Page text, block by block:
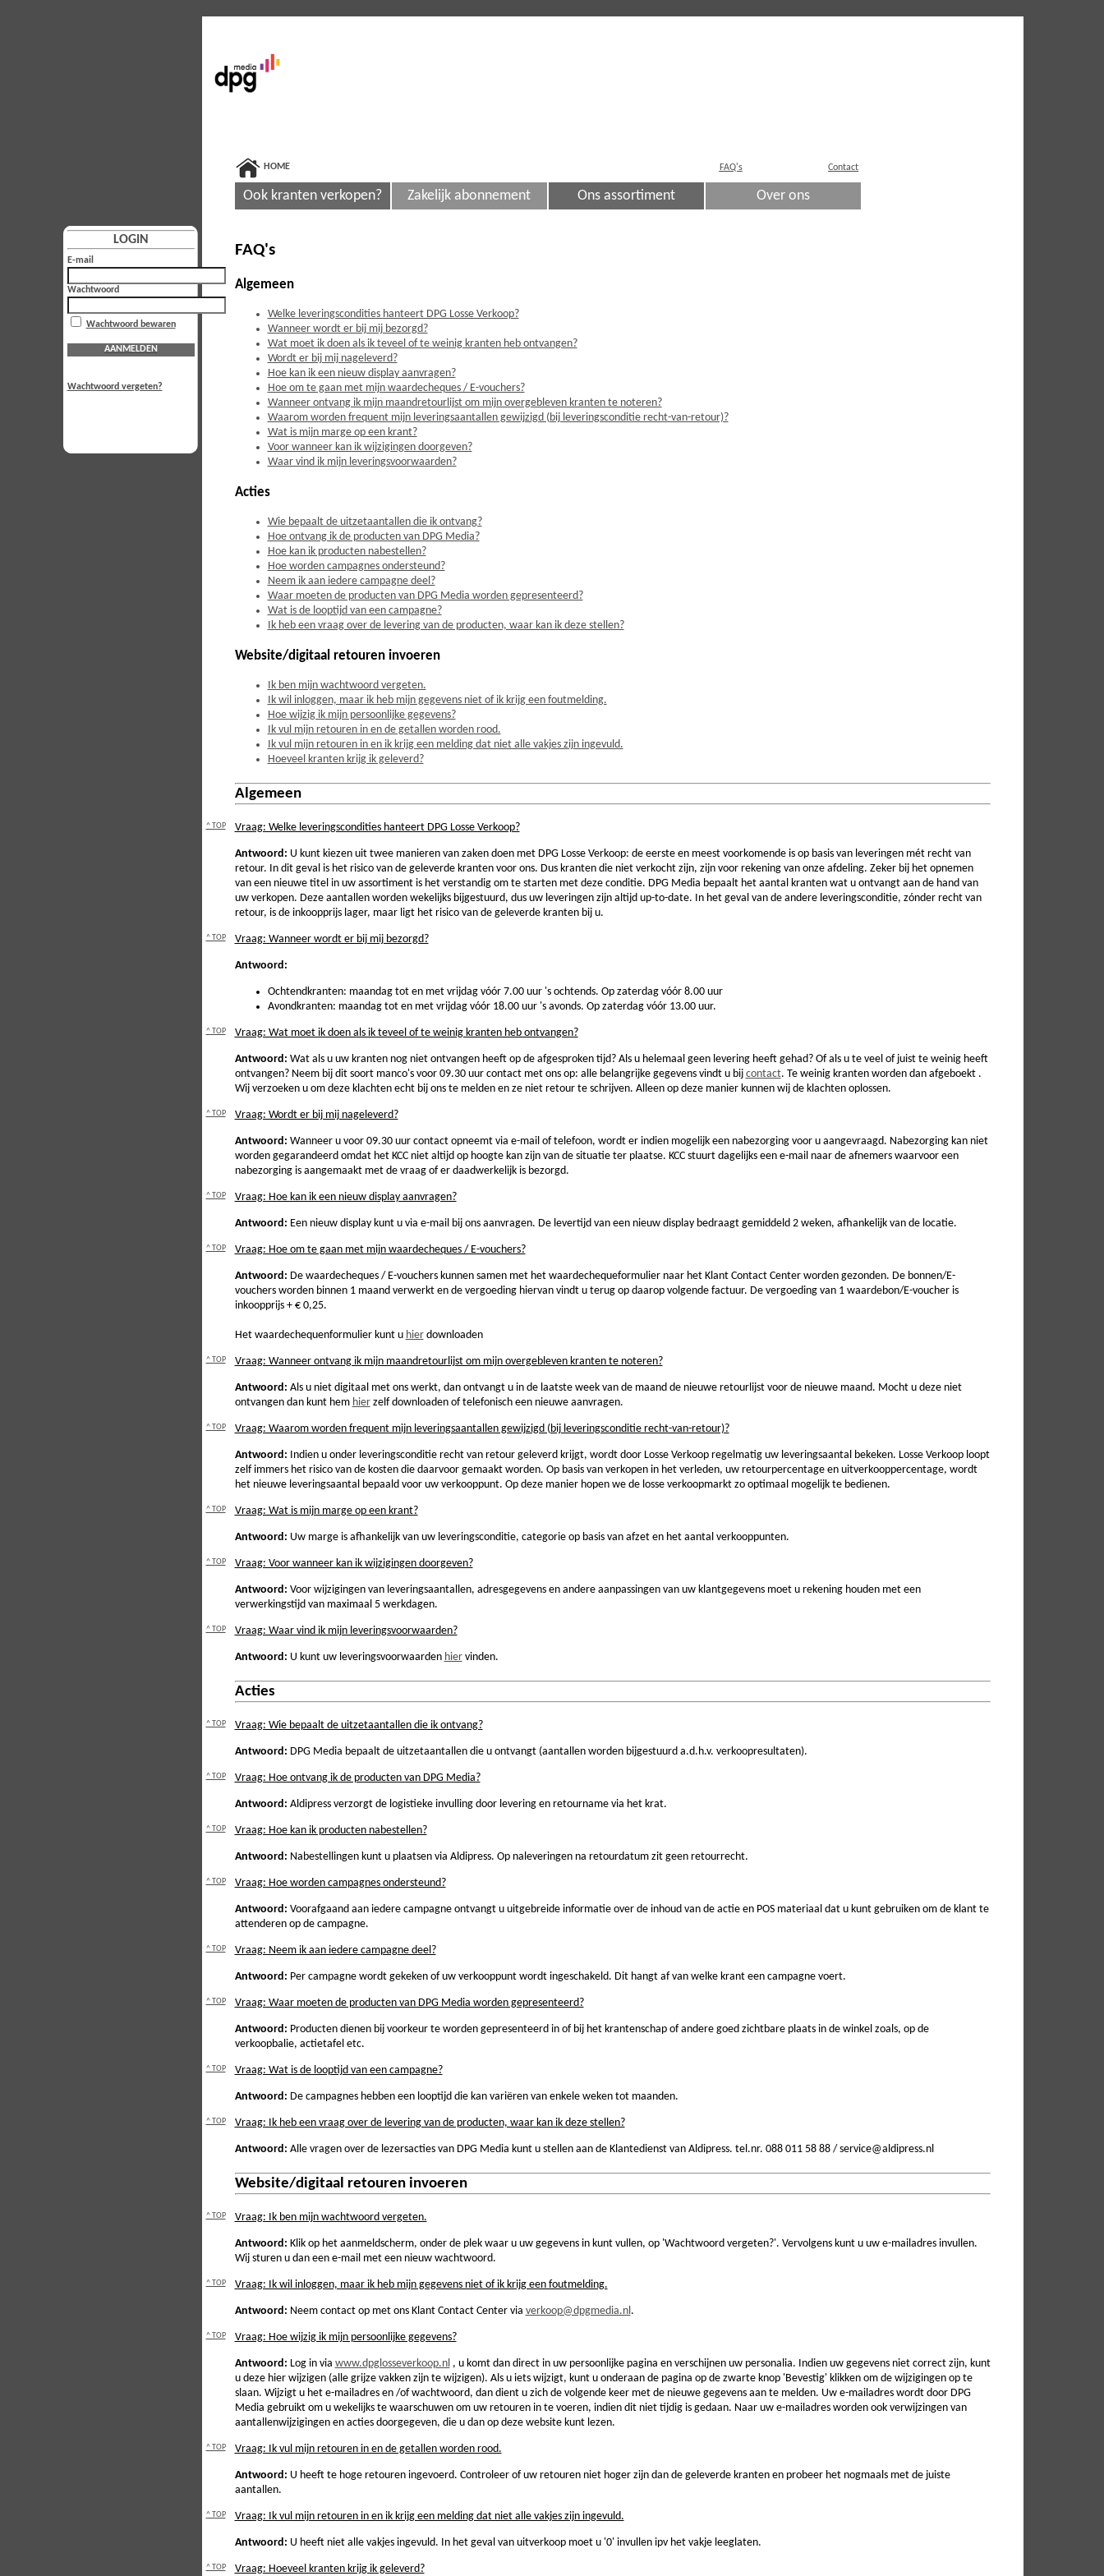
HOME FAQ's Contact
Ook kranten verkopen? Zakelijk abonnement Ons assortiment Over ons
LOGIN
E-mail
Wachtwoord
Wachtwoord bewaren
AANMELDEN
Wachtwoord vergeten?
FAQ's
Algemeen
Welke leveringscondities hanteert DPG Losse Verkoop?
Wanneer wordt er bij mij bezorgd?
Wat moet ik doen als ik teveel of te weinig kranten heb ontvangen?
Wordt er bij mij nageleverd?
Hoe kan ik een nieuw display aanvragen?
Hoe om te gaan met mijn waardecheques / E-vouchers?
Wanneer ontvang ik mijn maandretourlijst om mijn overgebleven kranten te noteren?
Waarom worden frequent mijn leveringsaantallen gewijzigd (bij leveringsconditie recht-van-retour)?
Wat is mijn marge op een krant?
Voor wanneer kan ik wijzigingen doorgeven?
Waar vind ik mijn leveringsvoorwaarden?
Acties
Wie bepaalt de uitzetaantallen die ik ontvang?
Hoe ontvang ik de producten van DPG Media?
Hoe kan ik producten nabestellen?
Hoe worden campagnes ondersteund?
Neem ik aan iedere campagne deel?
Waar moeten de producten van DPG Media worden gepresenteerd?
Wat is de looptijd van een campagne?
Ik heb een vraag over de levering van de producten, waar kan ik deze stellen?
Website/digitaal retouren invoeren
Ik ben mijn wachtwoord vergeten.
Ik wil inloggen, maar ik heb mijn gegevens niet of ik krijg een foutmelding.
Hoe wijzig ik mijn persoonlijke gegevens?
Ik vul mijn retouren in en de getallen worden rood.
Ik vul mijn retouren in en ik krijg een melding dat niet alle vakjes zijn ingevuld.
Hoeveel kranten krijg ik geleverd?
Algemeen
^ TOP Vraag: Welke leveringscondities hanteert DPG Losse Verkoop?
Antwoord: U kunt kiezen uit twee manieren van zaken doen met DPG Losse Verkoop: de eerste en meest voorkomende is op basis van leveringen mét recht van
retour. In dit geval is het risico van de geleverde kranten voor ons. Dus kranten die niet verkocht zijn, zijn voor rekening van onze afdeling. Zeker bij het opnemen
van een nieuwe titel in uw assortiment is het verstandig om te starten met deze conditie. DPG Media bepaalt het aantal kranten wat u ontvangt aan de hand van
uw verkopen. Deze aantallen worden wekelijks bijgestuurd, dus uw leveringen zijn altijd up-to-date. In het geval van de andere leveringsconditie, zónder recht van
retour, is de inkoopprijs lager, maar ligt het risico van de geleverde kranten bij u.
^ TOP Vraag: Wanneer wordt er bij mij bezorgd?
Antwoord:
Ochtendkranten: maandag tot en met vrijdag vóór 7.00 uur 's ochtends. Op zaterdag vóór 8.00 uur
Avondkranten: maandag tot en met vrijdag vóór 18.00 uur 's avonds. Op zaterdag vóór 13.00 uur.
^ TOP Vraag: Wat moet ik doen als ik teveel of te weinig kranten heb ontvangen?
Antwoord: Wat als u uw kranten nog niet ontvangen heeft op de afgesproken tijd? Als u helemaal geen levering heeft gehad? Of als u te veel of juist te weinig heeft
ontvangen? Neem bij dit soort manco's voor 09.30 uur contact met ons op: alle belangrijke gegevens vindt u bij contact. Te weinig kranten worden dan afgeboekt .
Wij verzoeken u om deze klachten echt bij ons te melden en ze niet retour te schrijven. Alleen op deze manier kunnen wij de klachten oplossen.
^ TOP Vraag: Wordt er bij mij nageleverd?
Antwoord: Wanneer u voor 09.30 uur contact opneemt via e-mail of telefoon, wordt er indien mogelijk een nabezorging voor u aangevraagd. Nabezorging kan niet
worden gegarandeerd omdat het KCC niet altijd op hoogte kan zijn van de situatie ter plaatse. KCC stuurt dagelijks een e-mail naar de afnemers waarvoor een
nabezorging is aangemaakt met de vraag of er daadwerkelijk is bezorgd.
^ TOP Vraag: Hoe kan ik een nieuw display aanvragen?
Antwoord: Een nieuw display kunt u via e-mail bij ons aanvragen. De levertijd van een nieuw display bedraagt gemiddeld 2 weken, afhankelijk van de locatie.
^ TOP Vraag: Hoe om te gaan met mijn waardecheques / E-vouchers?
Antwoord: De waardecheques / E-vouchers kunnen samen met het waardechequeformulier naar het Klant Contact Center worden gezonden. De bonnen/E-
vouchers worden binnen 1 maand verwerkt en de vergoeding hiervan vindt u terug op daarop volgende factuur. De vergoeding van 1 waardebon/E-voucher is
inkoopprijs + € 0,25.
Het waardechequenformulier kunt u hierdownloaden
^ TOP Vraag: Wanneer ontvang ik mijn maandretourlijst om mijn overgebleven kranten te noteren?
Antwoord: Als u niet digitaal met ons werkt, dan ontvangt u in de laatste week van de maand de nieuwe retourlijst voor de nieuwe maand. Mocht u deze niet
ontvangen dan kunt hem hierzelf downloaden of telefonisch een nieuwe aanvragen.
^ TOP Vraag: Waarom worden frequent mijn leveringsaantallen gewijzigd (bij leveringsconditie recht-van-retour)?
Antwoord: Indien u onder leveringsconditie recht van retour geleverd krijgt, wordt door Losse Verkoop regelmatig uw leveringsaantal bekeken. Losse Verkoop loopt
zelf immers het risico van de kosten die daarvoor gemaakt worden. Op basis van verkopen in het verleden, uw retourpercentage en uitverkooppercentage, wordt
het nieuwe leveringsaantal bepaald voor uw verkooppunt. Op deze manier hopen we de losse verkoopmarkt zo optimaal mogelijk te bedienen.
^ TOP Vraag: Wat is mijn marge op een krant?
Antwoord: Uw marge is afhankelijk van uw leveringsconditie, categorie op basis van afzet en het aantal verkooppunten.
^ TOP Vraag: Voor wanneer kan ik wijzigingen doorgeven?
Antwoord: Voor wijzigingen van leveringsaantallen, adresgegevens en andere aanpassingen van uw klantgegevens moet u rekening houden met een
verwerkingstijd van maximaal 5 werkdagen.
^ TOP Vraag: Waar vind ik mijn leveringsvoorwaarden?
Antwoord: U kunt uw leveringsvoorwaarden hiervinden.
Acties
^ TOP Vraag: Wie bepaalt de uitzetaantallen die ik ontvang?
Antwoord: DPG Media bepaalt de uitzetaantallen die u ontvangt (aantallen worden bijgestuurd a.d.h.v. verkoopresultaten).
^ TOP Vraag: Hoe ontvang ik de producten van DPG Media?
Antwoord: Aldipress verzorgt de logistieke invulling door levering en retourname via het krat.
^ TOP Vraag: Hoe kan ik producten nabestellen?
Antwoord: Nabestellingen kunt u plaatsen via Aldipress. Op naleveringen na retourdatum zit geen retourrecht.
^ TOP Vraag: Hoe worden campagnes ondersteund?
Antwoord: Voorafgaand aan iedere campagne ontvangt u uitgebreide informatie over de inhoud van de actie en POS materiaal dat u kunt gebruiken om de klant te
attenderen op de campagne.
^ TOP Vraag: Neem ik aan iedere campagne deel?
Antwoord: Per campagne wordt gekeken of uw verkooppunt wordt ingeschakeld. Dit hangt af van welke krant een campagne voert.
^ TOP Vraag: Waar moeten de producten van DPG Media worden gepresenteerd?
Antwoord: Producten dienen bij voorkeur te worden gepresenteerd in of bij het krantenschap of andere goed zichtbare plaats in de winkel zoals, op de
verkoopbalie, actietafel etc.
^ TOP Vraag: Wat is de looptijd van een campagne?
Antwoord: De campagnes hebben een looptijd die kan variëren van enkele weken tot maanden.
^ TOP Vraag: Ik heb een vraag over de levering van de producten, waar kan ik deze stellen?
Antwoord: Alle vragen over de lezersacties van DPG Media kunt u stellen aan de Klantedienst van Aldipress. tel.nr. 088 011 58 88 / service@aldipress.nl
Website/digitaal retouren invoeren
^ TOP Vraag: Ik ben mijn wachtwoord vergeten.
Antwoord: Klik op het aanmeldscherm, onder de plek waar u uw gegevens in kunt vullen, op 'Wachtwoord vergeten?'. Vervolgens kunt u uw e-mailadres invullen.
Wij sturen u dan een e-mail met een nieuw wachtwoord.
^ TOP Vraag: Ik wil inloggen, maar ik heb mijn gegevens niet of ik krijg een foutmelding.
Antwoord: Neem contact op met ons Klant Contact Center via verkoop@dpgmedia.nl .
^ TOP Vraag: Hoe wijzig ik mijn persoonlijke gegevens?
Antwoord: Log in via www.dpglosseverkoop.nl , u komt dan direct in uw persoonlijke pagina en verschijnen uw personalia. Indien uw gegevens niet correct zijn, kunt
u deze hier wijzigen (alle grijze vakken zijn te wijzigen). Als u iets wijzigt, kunt u onderaan de pagina op de zwarte knop 'Bevestig' klikken om de wijzigingen op te
slaan. Wijzigt u het e-mailadres en /of wachtwoord, dan dient u zich de volgende keer met de nieuwe gegevens aan te melden. Uw e-mailadres wordt door DPG
Media gebruikt om u wekelijks te waarschuwen om uw retouren in te voeren, indien dit niet tijdig is gedaan. Naar uw e-mailadres worden ook verwijzingen van
aantallenwijzigingen en acties doorgegeven, die u dan op deze website kunt lezen.
^ TOP Vraag: Ik vul mijn retouren in en de getallen worden rood.
Antwoord: U heeft te hoge retouren ingevoerd. Controleer of uw retouren niet hoger zijn dan de geleverde kranten en probeer het nogmaals met de juiste
aantallen.
^ TOP Vraag: Ik vul mijn retouren in en ik krijg een melding dat niet alle vakjes zijn ingevuld.
Antwoord: U heeft niet alle vakjes ingevuld. In het geval van uitverkoop moet u '0' invullen ipv het vakje leeglaten.
^ TOP Vraag: Hoeveel kranten krijg ik geleverd?